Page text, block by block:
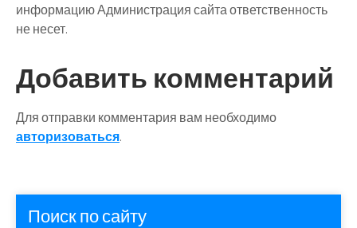
информацию Администрация сайта ответственность
не несет.
Добавить комментарий
Для отправки комментария вам необходимо
авторизоваться.
Поиск по сайту